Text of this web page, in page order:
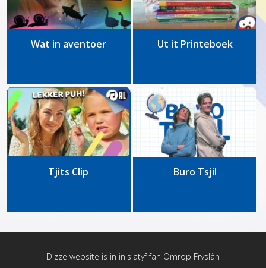
Wat in aventoer Ut it Printeboek
Tjits Clip Buro Tsjil
Dizze website is in inisjatyf fan Omrop Fryslân